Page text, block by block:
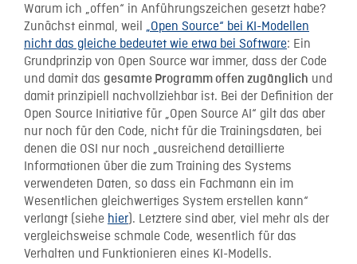
Warum ich „offen“ in Anführungszeichen gesetzt habe?
Zunächst einmal, weil „Open Source“ bei KI-Modellen
nicht das gleiche bedeutet wie etwa bei Software: Ein
Grundprinzip von Open Source war immer, dass der Code
und damit das gesamte Programm offen zugänglich und
damit prinzipiell nachvollziehbar ist. Bei der Definition der
Open Source Initiative für „Open Source AI“ gilt das aber
nur noch für den Code, nicht für die Trainingsdaten, bei
denen die OSI nur noch „ausreichend detaillierte
Informationen über die zum Training des Systems
verwendeten Daten, so dass ein Fachmann ein im
Wesentlichen gleichwertiges System erstellen kann“
verlangt (siehe hier). Letztere sind aber, viel mehr als der
vergleichsweise schmale Code, wesentlich für das
Verhalten und Funktionieren eines KI-Modells.